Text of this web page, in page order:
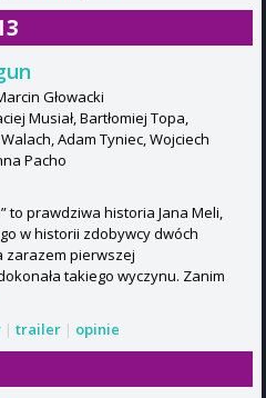
Głowacki
Musiał, Bartłomiej Topa,
Adam Tyniec, Wojciech
Pacho
to prawdziwa historia Jana Meli,
w historii zdobywcy dwóch
zarazem pierwszej
takiego wyczynu. Zanim
| trailer | opinie